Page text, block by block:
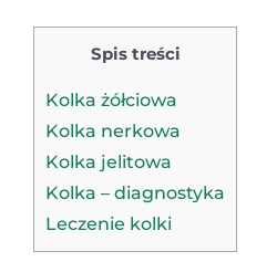
Spis treści
Kolka żółciowa
Kolka nerkowa
Kolka jelitowa
Kolka – diagnostyka
Leczenie kolki